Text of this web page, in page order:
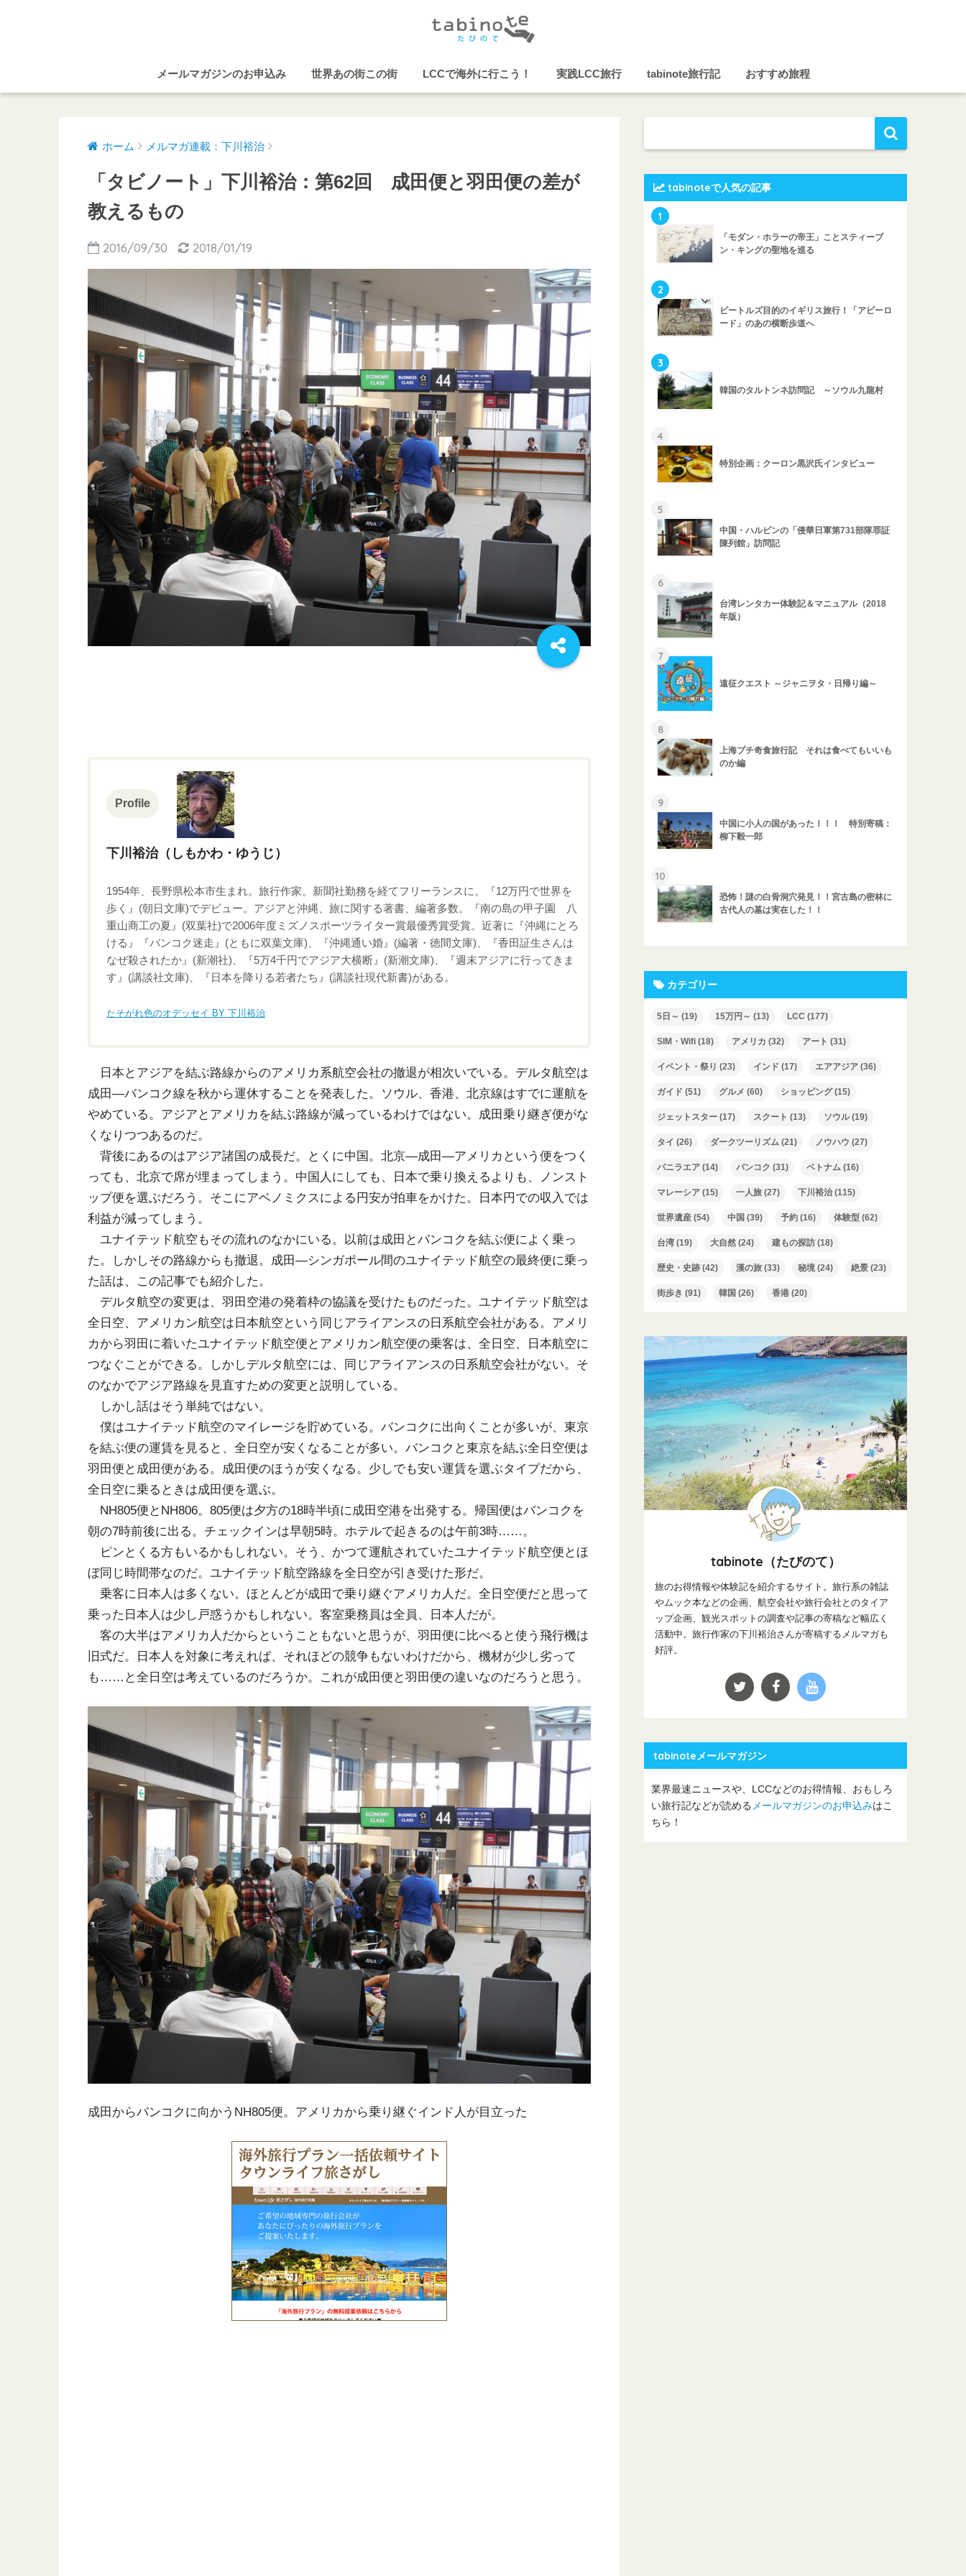
メールマガジンのお申込み 世界あの街この街 LCCで海外に行こう！ 実践LCC旅行 tabinote旅行記 おすすめ旅程
ホーム メルマガ連載：下川裕治
「タビノート」下川裕治：第62回 成田便と羽田便の差が
教えるもの
2016/09/30 2018/01/19
Profile
下川裕治（しもかわ・ゆうじ）
1954年、長野県松本市生まれ。旅行作家。新聞社勤務を経てフリーランスに。『12万円で世界を
歩く』(朝日文庫)でデビュー。アジアと沖縄、旅に関する著書、編著多数。『南の島の甲子園 八
重山商工の夏』(双葉社)で2006年度ミズノスポーツライター賞最優秀賞受賞。近著に『沖縄にとろ
ける』『バンコク迷走』(ともに双葉文庫)、『沖縄通い婚』(編著・徳間文庫)、『香田証生さんは
なぜ殺されたか』(新潮社)、『5万4千円でアジア大横断』(新潮文庫)、『週末アジアに行ってきま
す』(講談社文庫)、『日本を降りる若者たち』(講談社現代新書)がある。
たそがれ色のオデッセイ BY 下川裕治
日本とアジアを結ぶ路線からのアメリカ系航空会社の撤退が相次いでいる。デルタ航空は
成田―バンコク線を秋から運休することを発表した。ソウル、香港、北京線はすでに運航を
やめている。アジアとアメリカを結ぶ路線が減っているわけではない。成田乗り継ぎ便がな
くなりつつあるのだ。
背後にあるのはアジア諸国の成長だ。とくに中国。北京―成田―アメリカという便をつく
っても、北京で席が埋まってしまう。中国人にしても、日本で乗り換えるよりも、ノンスト
ップ便を選ぶだろう。そこにアベノミクスによる円安が拍車をかけた。日本円での収入では
利益が減ってしまう。
ユナイテッド航空もその流れのなかにいる。以前は成田とバンコクを結ぶ便によく乗っ
た。しかしその路線からも撤退。成田―シンガポール間のユナイテッド航空の最終便に乗っ
た話は、この記事でも紹介した。
デルタ航空の変更は、羽田空港の発着枠の協議を受けたものだった。ユナイテッド航空は
全日空、アメリカン航空は日本航空という同じアライアンスの日系航空会社がある。アメリ
カから羽田に着いたユナイテッド航空便とアメリカン航空便の乗客は、全日空、日本航空に
つなぐことができる。しかしデルタ航空には、同じアライアンスの日系航空会社がない。そ
のなかでアジア路線を見直すための変更と説明している。
しかし話はそう単純ではない。
僕はユナイテッド航空のマイレージを貯めている。バンコクに出向くことが多いが、東京
を結ぶ便の運賃を見ると、全日空が安くなることが多い。バンコクと東京を結ぶ全日空便は
羽田便と成田便がある。成田便のほうが安くなる。少しでも安い運賃を選ぶタイプだから、
全日空に乗るときは成田便を選ぶ。
NH805便とNH806。805便は夕方の18時半頃に成田空港を出発する。帰国便はバンコクを
朝の7時前後に出る。チェックインは早朝5時。ホテルで起きるのは午前3時……。
ピンとくる方もいるかもしれない。そう、かつて運航されていたユナイテッド航空便とほ
ぼ同じ時間帯なのだ。ユナイテッド航空路線を全日空が引き受けた形だ。
乗客に日本人は多くない。ほとんどが成田で乗り継ぐアメリカ人だ。全日空便だと思って
乗った日本人は少し戸惑うかもしれない。客室乗務員は全員、日本人だが。
客の大半はアメリカ人だからということもないと思うが、羽田便に比べると使う飛行機は
旧式だ。日本人を対象に考えれば、それほどの競争もないわけだから、機材が少し劣って
も……と全日空は考えているのだろうか。これが成田便と羽田便の違いなのだろうと思う。
成田からバンコクに向かうNH805便。アメリカから乗り継ぐインド人が目立った
tabinoteで人気の記事
1
「モダン・ホラーの帝王」ことスティーブ
ン・キングの聖地を巡る
2
ビートルズ目的のイギリス旅行！「アビーロ
ード」のあの横断歩道へ
3
韓国のタルトンネ訪問記 ～ソウル九龍村
4
特別企画：クーロン黒沢氏インタビュー
5
中国・ハルビンの「侵華日軍第731部隊罪証
陳列館」訪問記
6
台湾レンタカー体験記＆マニュアル（2018
年版）
7
遠征クエスト ～ジャニヲタ・日帰り編～
8
上海プチ奇食旅行記 それは食べてもいいも
のか編
9
中国に小人の国があった！！！ 特別寄稿：
柳下毅一郎
10
恐怖！謎の白骨洞穴発見！！宮古島の密林に
古代人の墓は実在した！！
カテゴリー
5日～ (19) 15万円～ (13) LCC (177)
SIM・Wifi (18) アメリカ (32) アート (31)
イベント・祭り (23) インド (17) エアアジア (36)
ガイド (51) グルメ (60) ショッピング(15)
ジェットスター (17) スクート (13) ソウル(19)
タイ (26) ダークツーリズム (21) ノウハウ (27)
バニラエア (14) バンコク (31) ベトナム (16)
マレーシア (15) 一人旅 (27) 下川裕治(115)
世界遺産 (54) 中国 (39) 予約 (16) 体験型 (62)
台湾 (19) 大自然 (24) 建もの探訪 (18)
歴史・史跡 (42) 漢の旅 (33) 秘境 (24) 絶景 (23)
街歩き (91) 韓国 (26) 香港 (20)
tabinote（たびのて）
旅のお得情報や体験記を紹介するサイト。旅行系の雑誌
やムック本などの企画、航空会社や旅行会社とのタイア
ップ企画、観光スポットの調査や記事の寄稿など幅広く
活動中。旅行作家の下川裕治さんが寄稿するメルマガも
好評。
tabinoteメールマガジン
業界最速ニュースや、LCCなどのお得情報、おもしろ
い旅行記などが読める メールマガジンのお申込みはこ
ちら！